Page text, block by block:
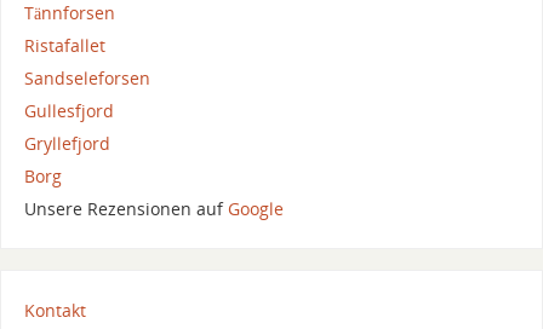
Tännforsen
Ristafallet
Sandseleforsen
Gullesfjord
Gryllefjord
Borg
Unsere Rezensionen aufGoogle
Kontakt